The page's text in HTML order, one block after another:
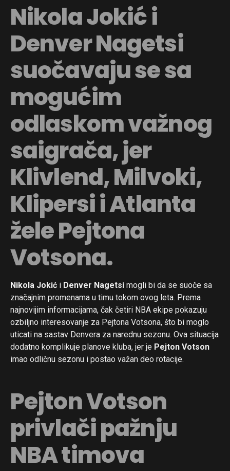
Nikola Jokić i
Denver Nagetsi
suočavaju se sa
mogućim
odlaskom važnog
saigrača, jer
Klivlend, Milvoki,
Klipersi i Atlanta
žele Pejtona
Votsona.
Nikola Jokić i Denver Nagetsi mogli bi da se suoče sa
značajnim promenama u timu tokom ovog leta. Prema
najnovijim informacijama, čak četiri NBA ekipe pokazuju
ozbiljno interesovanje za Pejtona Votsona, što bi moglo
uticati na sastav Denvera za narednu sezonu. Ova situacija
dodatno komplikuje planove kluba, jer je Pejton Votson
imao odličnu sezonu i postao važan deo rotacije.
Pejton Votson
privlači pažnju
NBA timova